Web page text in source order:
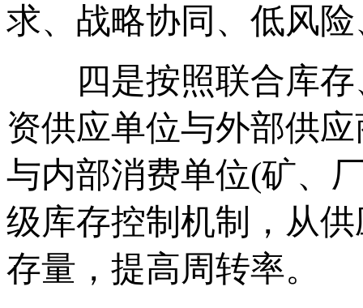
求、战略协同、低风
四是按照联合库存
资供应单位与外部供
与内部消费单位(矿、
级库存控制机制，从
存量，提高周转率。